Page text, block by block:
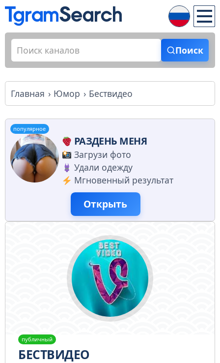
Поиск
Главная Юмор Бествидео
популярное
РАЗДЕНЬ МЕНЯ
Загрузи фото
Удали одежду
Мгновенный результат
Открыть
публичный
БЕСТВИДЕО